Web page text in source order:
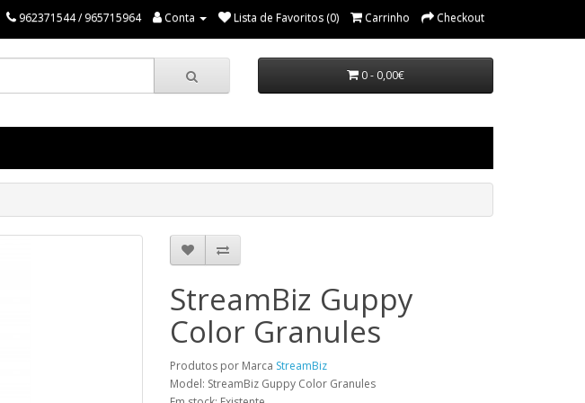
962371544 / 965715964 Conta Lista de Favoritos (0) Carrinho Checkout
0 - 0,00€
StreamBiz Guppy
Color Granules
Produtos por Marca StreamBiz
Model: StreamBiz Guppy Color Granules